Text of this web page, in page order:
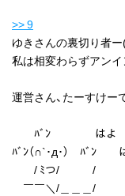
>> 9
ゆきさんの裏切り者
私は相変わらずアンイ
運営さん、たーすけー
ﾊﾞﾝ はよ
ﾊﾞﾝ（∩`･д･） ﾊﾞﾝ
/ ﾐつ/￣￣￣/
￣￣＼/＿＿＿/